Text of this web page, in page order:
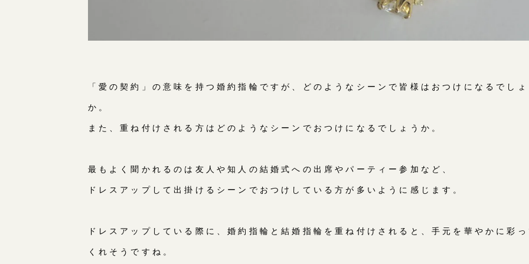
「愛の契約」の意味を持つ婚約指輪ですが、どのようなシーンで皆様はおつけになるでし
か。
また、重ね付けされる方はどのようなシーンでおつけになるでしょうか。
最もよく聞かれるのは友人や知人の結婚式への出席やパーティー参加など、
ドレスアップして出掛けるシーンでおつけしている方が多いように感じます。
ドレスアップしている際に、婚約指輪と結婚指輪を重ね付けされると、手元を華やかに彩
くれそうですね。